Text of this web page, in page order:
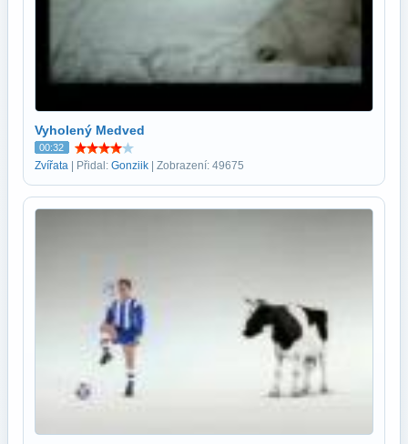
Vyholený Medved
00:32
Zvířata | Přidal: Gonziik | Zobrazení: 49675